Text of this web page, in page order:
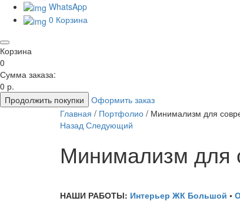
WhatsApp
0 Корзина
Корзина
0
Сумма заказа:
0 р.
Продолжить покупки
Оформить заказ
Главная / Портфолио / Минимализм для
Назад Следующий
Минимализм для
НАШИ РАБОТЫ: Интерьер ЖК Большой •